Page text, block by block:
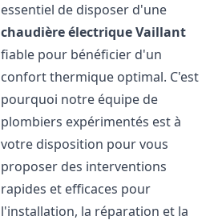
essentiel de disposer d'une
chaudière électrique Vaillant
fiable pour bénéficier d'un
confort thermique optimal. C'est
pourquoi notre équipe de
plombiers expérimentés est à
votre disposition pour vous
proposer des interventions
rapides et efficaces pour
l'installation, la réparation et la